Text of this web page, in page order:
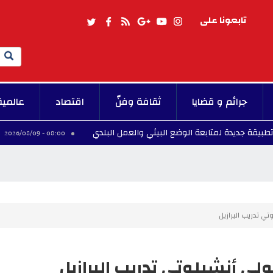
تابعونا على
Search
جرائم و قضايا ثقافة وفنّ اقتصاد
الوضع البيئي والعمل البلدي 08:00 - 2026/08/09 طقس اليوم:
تدريب البرازيل